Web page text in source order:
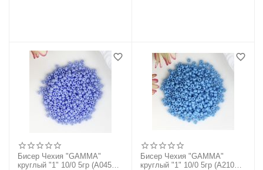
Бисер Чехия "GAMMA"
круглый "1" 10/0 5гр (A045
Бисер Чехия "GAMMA"
круглый "1" 10/0 5гр (A210